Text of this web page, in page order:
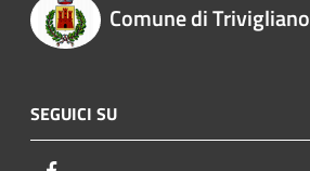
Comune di Trivigliano
SEGUICI SU